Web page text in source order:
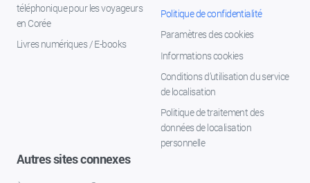
téléphonique pour les voyageurs
en Corée
Livres numériques / E-books
Politique de confidentialité
Paramètres des cookies
Informations cookies
Conditions d’utilisation du service
de localisation
Politique de traitement des
données de localisation
personnelle
Autres sites connexes